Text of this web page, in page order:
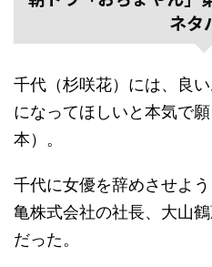
ネタ
千代（杉咲花）には、良
になってほしいと本気で
本）。
千代に女優を辞めさせよ
亀株式会社の社長、大山
だった。